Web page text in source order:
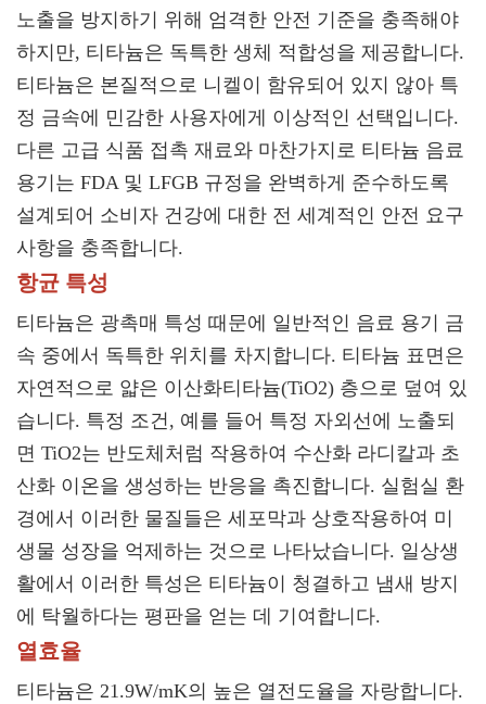
노출을 방지하기 위해 엄격한 안전 기준을 충족해야
하지만, 티타늄은 독특한 생체 적합성을 제공합니다.
티타늄은 본질적으로 니켈이 함유되어 있지 않아 특
정 금속에 민감한 사용자에게 이상적인 선택입니다.
다른 고급 식품 접촉 재료와 마찬가지로 티타늄 음료
용기는 FDA 및 LFGB 규정을 완벽하게 준수하도록
설계되어 소비자 건강에 대한 전 세계적인 안전 요구
사항을 충족합니다.
항균 특성
티타늄은 광촉매 특성 때문에 일반적인 음료 용기 금
속 중에서 독특한 위치를 차지합니다. 티타늄 표면은
자연적으로 얇은 이산화티타늄(TiO2) 층으로 덮여 있
습니다. 특정 조건, 예를 들어 특정 자외선에 노출되
면 TiO2는 반도체처럼 작용하여 수산화 라디칼과 초
산화 이온을 생성하는 반응을 촉진합니다. 실험실 환
경에서 이러한 물질들은 세포막과 상호작용하여 미
생물 성장을 억제하는 것으로 나타났습니다. 일상생
활에서 이러한 특성은 티타늄이 청결하고 냄새 방지
에 탁월하다는 평판을 얻는 데 기여합니다.
열효율
티타늄은 21.9W/mK의 높은 열전도율을 자랑합니다.